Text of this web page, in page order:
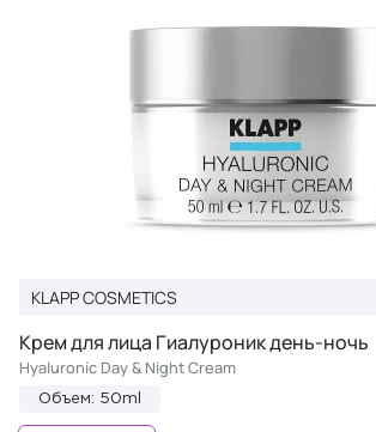
KLAPP COSMETICS
Крем для лица Гиалуроник день-ночь
Hyaluronic Day & Night Cream
Объем: 50ml